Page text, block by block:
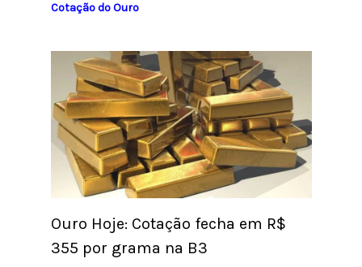
Cotação do Ouro
Ouro Hoje: Cotação fecha em R$
355 por grama na B3